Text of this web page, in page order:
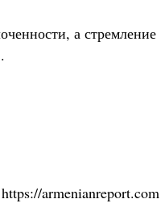
а стремление
https://armenianreport.com